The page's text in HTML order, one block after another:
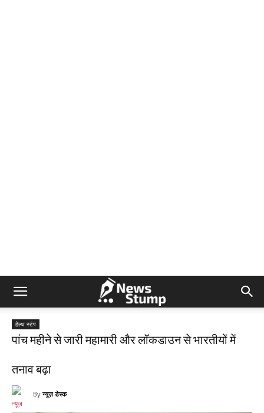
हेल्थ स्टंप
पांच महीने से जारी महामारी और लॉकडाउन से भारतीयों में
तनाव बढ़ा
By न्यूज़ डेस्क